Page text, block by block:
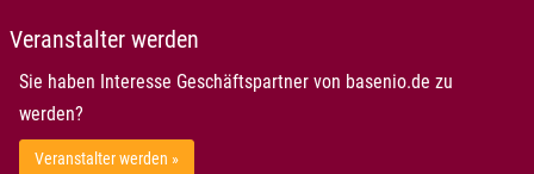
Veranstalter werden
Sie haben Interesse Geschäftspartner von basenio.de zu
werden?
Veranstalter werden »